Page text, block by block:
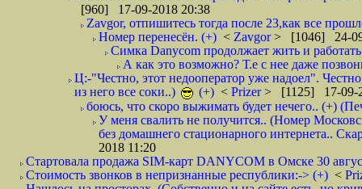
[960] 17-09-2018 20:38
Zavgor, отпишитесь тогда после 23,как все
Номер перенесён. (+) < Zavgor> [1046] 24-
Симка Danycom продолжает жить и
А как это возможно? Т.е с нее даже
Ц:-"Честно, этот недооператор уже надоел".
из него все соки..)
(+) < Prizer> [1125] 17-09-
боюсь, что скоро выжимать будет нечего.. (+)
У меня свалить не получится.. (Номер
без домашнего стационарного интернета..
2018 11:20
Стартовала продажа SIM-карт DANYCOM в Омске 30
Стоимость звонков в непризнанные республики:-> (+) <